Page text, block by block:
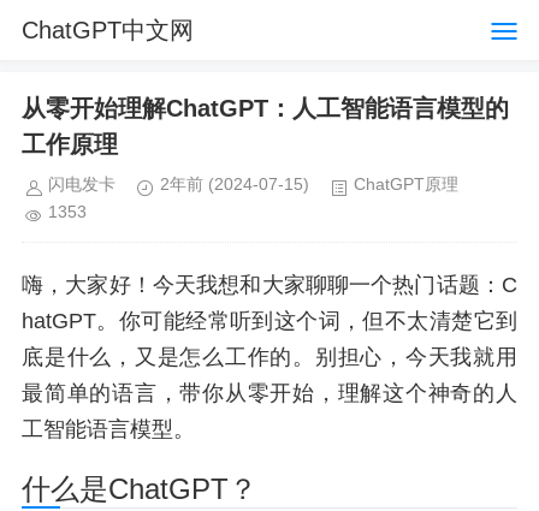
ChatGPT中文网
从零开始理解ChatGPT：人工智能语言模型的
工作原理
闪电发卡 2年前 (2024-07-15)
ChatGPT原理
1353
嗨，大家好！今天我想和大家聊聊一个热门话题：C
hatGPT。你可能经常听到这个词，但不太清楚它到
底是什么，又是怎么工作的。别担心，今天我就用
最简单的语言，带你从零开始，理解这个神奇的人
工智能语言模型。
什么是ChatGPT？